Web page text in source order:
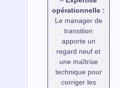
opérationnelle :
Le manager de
transition
apporte un
regard neuf et
une maîtrise
technique pour
corriger les